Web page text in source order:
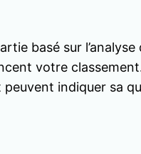
basé sur
votre
indiquer sa